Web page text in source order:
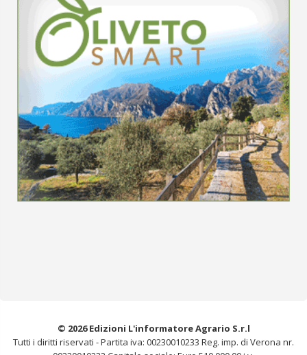
© 2026 Edizioni L'informatore Agrario S.r.l
Tutti i diritti riservati -Partita iva: 00230010233 Reg. imp. di Verona nr.